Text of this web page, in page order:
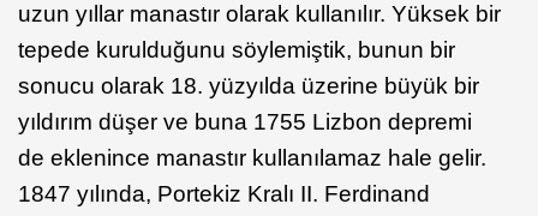
uzun yıllar manastır olarak kullanılır. Yüksek bir
tepede kurulduğunu söylemiştik, bunun bir
sonucu olarak 18. yüzyılda üzerine büyük bir
yıldırım düşer ve buna 1755 Lizbon depremi
de eklenince manastır kullanılamaz hale gelir.
1847 yılında, Portekiz Kralı II. Ferdinand